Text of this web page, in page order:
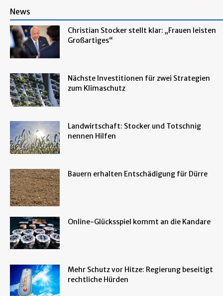
News
Christian Stocker stellt klar: „Frauen leisten
Großartiges“
Nächste Investitionen für zwei Strategien
zum Klimaschutz
Landwirtschaft: Stocker und Totschnig
nennen Hilfen
Bauern erhalten Entschädigung für Dürre
Online-Glücksspiel kommt an die Kandare
Mehr Schutz vor Hitze: Regierung beseitigt
rechtliche Hürden